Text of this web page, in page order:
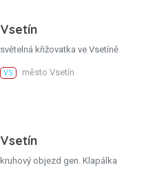
Vsetín
světelná křižovatka ve Vsetíně
VS město Vsetín
Vsetín
kruhový objezd gen. Klapálka